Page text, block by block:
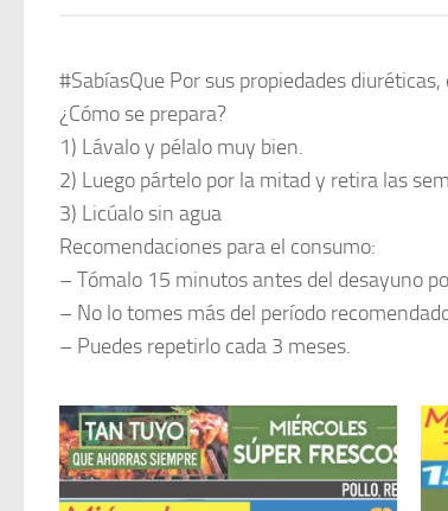
#SabíasQue Por sus propiedades
¿Cómo se prepara?
1) Lávalo y pélalo muy bien.
2) Luego pártelo por la mitad y retira las
3) Licúalo sin agua
Recomendaciones para el consumo:
– Tómalo 15 minutos antes del desayuno
– No lo tomes más del período
– Puedes repetirlo cada 3 meses.